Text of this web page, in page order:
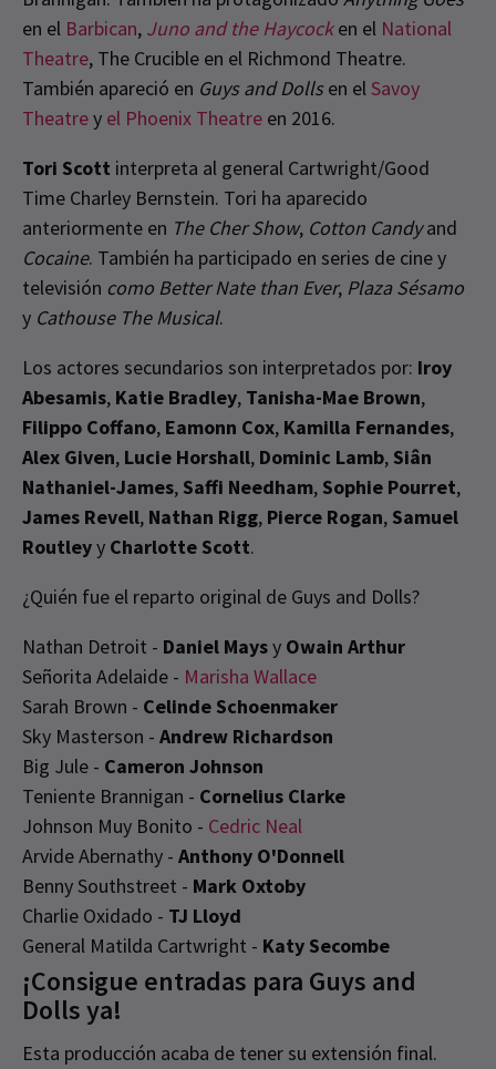
en el Barbican, Juno and the Haycocken el National
Theatre, The Crucible en el Richmond Theatre.
También apareció en Guys and Dollsen elSavoy
Theatrey el Phoenix Theatre en 2016.
Tori Scott interpreta al general Cartwright/Good
Time Charley Bernstein. Tori ha aparecido
anteriormente en The Cher Show, Cotton Candyand
Cocaine. También ha participado en series de cine y
televisión como Better Nate than Ever, Plaza Sésamo
y Cathouse The Musical.
Los actores secundarios son interpretados por: Iroy
Abesamis, Katie Bradley, Tanisha-Mae Brown,
Filippo Coffano, Eamonn Cox, Kamilla Fernandes,
Alex Given, Lucie Horshall, Dominic Lamb, Siân
Nathaniel-James, Saffi Needham, Sophie Pourret,
James Revell, Nathan Rigg, Pierce Rogan, Samuel
Routleyy Charlotte Scott.
¿Quién fue el reparto original de Guys and Dolls?
Nathan Detroit - Daniel Maysy Owain Arthur
Señorita Adelaide - Marisha Wallace
Sarah Brown - Celinde Schoenmaker
Sky Masterson - Andrew Richardson
Big Jule - Cameron Johnson
Teniente Brannigan - Cornelius Clarke
Johnson Muy Bonito - Cedric Neal
Arvide Abernathy - Anthony O'Donnell
Benny Southstreet - Mark Oxtoby
Charlie Oxidado - TJ Lloyd
General Matilda Cartwright - Katy Secombe
¡Consigue entradas para Guys and
Dolls ya!
Esta producción acaba de tener su extensión final.